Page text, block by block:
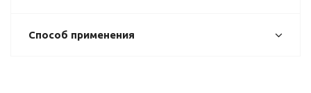
Способ применения